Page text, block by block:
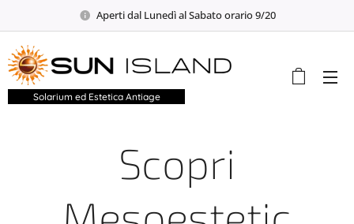
Aperti dal Lunedì al Sabato orario 9/20
Solarium ed Estetica Antiage
Scopri